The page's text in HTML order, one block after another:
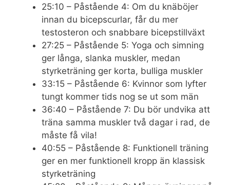
25:10 – Påstående 4: Om du knäböjer
innan du bicepscurlar, får du mer
testosteron och snabbare bicepstillväxt
27:25 – Påstående 5: Yoga och simning
ger långa, slanka muskler, medan
styrketräning ger korta, bulliga muskler
33:15 – Påstående 6: Kvinnor som lyfter
tungt kommer tids nog se ut som män
36:40 – Påstående 7: Du bör undvika att
träna samma muskler två dagar i rad, de
måste få vila!
40:55 – Påstående 8: Funktionell träning
ger en mer funktionell kropp än klassisk
styrketräning